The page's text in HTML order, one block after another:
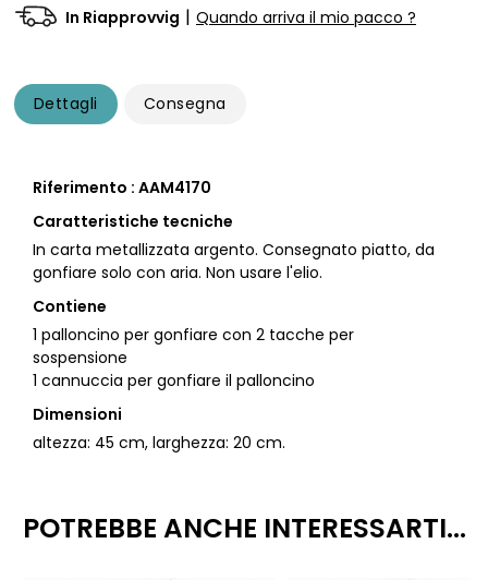
In Riapprovvig | Quando arriva il mio pacco ?
Dettagli Consegna
Riferimento : AAM4170
Caratteristiche tecniche
In carta metallizzata argento. Consegnato piatto, da
gonfiare solo con aria. Non usare l'elio.
Contiene
1 palloncino per gonfiare con 2 tacche per
sospensione
1 cannuccia per gonfiare il palloncino
Dimensioni
altezza: 45 cm, larghezza: 20 cm.
POTREBBE ANCHE INTERESSARTI...